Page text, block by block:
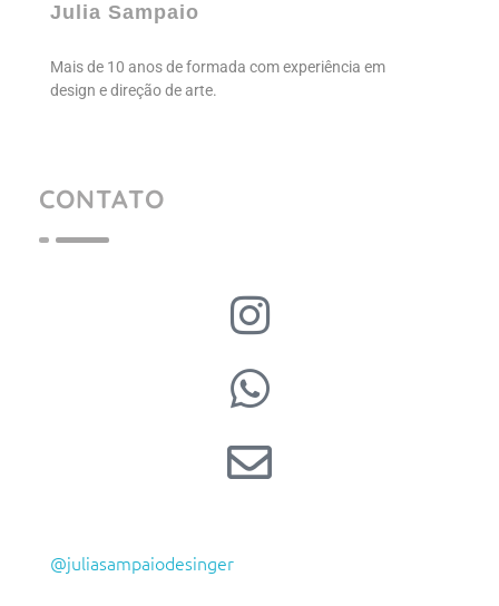
Julia Sampaio
Mais de 10 anos de formada com experiência em
design e direção de arte.
CONTATO
@juliasampaiodesinger